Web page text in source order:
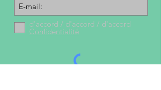
d'accord / d'accord / d'accord
Confidentialité